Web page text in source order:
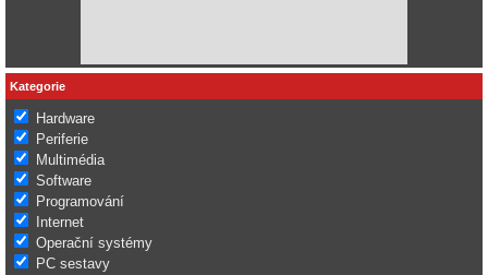
Kategorie
Hardware
Periferie
Multimédia
Software
Programování
Internet
Operační systémy
PC sestavy